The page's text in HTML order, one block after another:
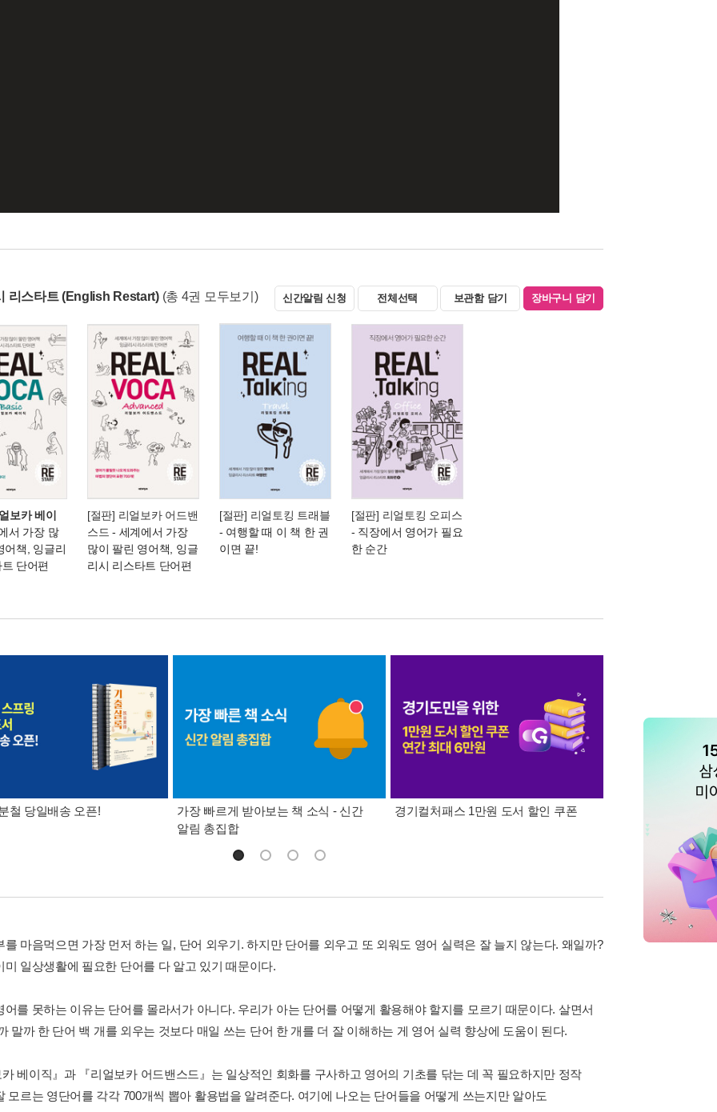
리스타트 (English Restart) (총 4권 모두보기) 신간알림 신청 전체선택 보관함 담기 장바구니 담기
보카 베이
서 가장 많
어책, 잉글리
단어편
[절판] 리얼보카 어드밴
스드 - 세계에서 가장
많이 팔린 영어책, 잉글
리시 리스타트 단어편
[절판] 리얼토킹 트래블
- 여행할 때 이 책 한 권
이면 끝!
[절판] 리얼토킹 오피스
- 직장에서 영어가 필요
한 순간
철 당일배송 오픈!
가장 빠르게 받아보는 책 소식 - 신간
알림 총집합
경기컬처패스 1만원 도서 할인 쿠폰
를 마음먹으면 가장 먼저 하는 일, 단어 외우기. 하지만 단어를 외우고 또 외워도 영어 실력은 잘 늘지 않는다. 왜일까?
미 일상생활에 필요한 단어를 다 알고 있기 때문이다.
어를 못하는 이유는 단어를 몰라서가 아니다. 우리가 아는 단어를 어떻게 활용해야 할지를 모르기 때문이다. 살면서
말까 한 단어 백 개를 외우는 것보다 매일 쓰는 단어 한 개를 더 잘 이해하는 게 영어 실력 향상에 도움이 된다.
베이직』과 『리얼보카 어드밴스드』는 일상적인 회화를 구사하고 영어의 기초를 닦는 데 꼭 필요하지만 정작
모르는 영단어를 각각 700개씩 뽑아 활용법을 알려준다. 여기에 나오는 단어들을 어떻게 쓰는지만 알아도